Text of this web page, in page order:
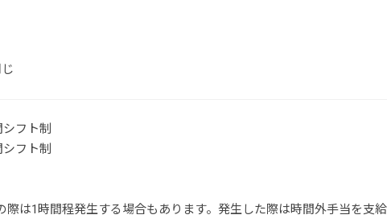
フト制
フト制
際は1時間程発生する場合もあります。発生した際は時間外手当を支給